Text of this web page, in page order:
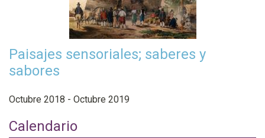
Paisajes sensoriales; saberes y
sabores
Octubre 2018 - Octubre 2019
Calendario